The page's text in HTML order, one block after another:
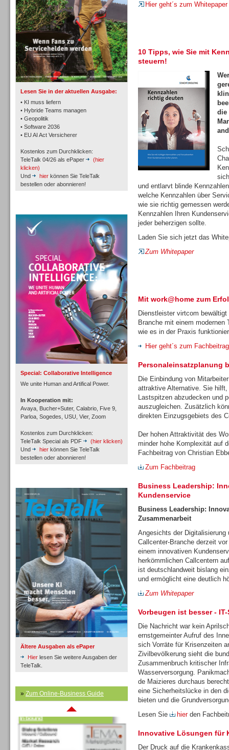
Lesen Sie in der aktuellen Ausgabe:
• KI muss liefern
• Hybride Teams managen
• Geopolitik
• Software 2036
• EU AI Act Versicherer
Kostenlos zum Durchklicken:
TeleTalk 04/26 als ePaper
(hier
klicken)
Und
hier können Sie TeleTalk
bestellen oder abonnieren!
Special: Collaborative Intelligence
We unite Human and Artifical Power.
In Kooperation mit:
Avaya, Bucher+Suter, Calabrio, Five 9,
Parloa, Sogedes, USU, Vier, Zoom
Kostenlos zum Durchklicken:
TeleTalk Special als PDF
(hier klicken)
Und
hier können Sie TeleTalk
bestellen oder abonnieren!
Ältere Ausgaben als ePaper
Hier lesen Sie weitere Ausgaben der
TeleTalk.
» Zum Online-Business Guide
TK- und ACD-Systeme
Workforce-Management
Personal
Inbound
Inbound
Inbound
Hier geht´s zum Whitepaper
10 Tipps, wie Sie mit
steuern!
die
und entlarvt blinde
welche Kennzahlen über
wie sie richtig gemessen
Kennzahlen Ihren
jeder beherzigen sollte.
Laden Sie sich jetzt das
Zum Whitepaper
Mit work@home zum
Dienstleister virtcom
Branche mit einem modernen
wie es in der Praxis
Hier geht´s zum Fachbeitrag
Personaleinsatzplanung
Die Einbindung von
attraktive Alternative. Sie
Lastspitzen abzudecken und
auszugleichen. Zusätzlich
direkten Einzugsgebiets des
Der hohen Attraktivität des
minder hohe Komplexität auf
Fachbeitrag von Christian
Zum Fachbeitrag
Business Leadership:
Kundenservice
Business Leadership:
Zusammenarbeit
Angesichts der
Callcenter-Branche derzeit
einem innovativen
herkömmlichen Callcentern
ist deutschlandweit bislang
und ermöglicht eine deutlich
Zum Whitepaper
Vorbeugen ist besser -
Die Nachricht war kein
ernstgemeinter Aufruf des
sich Vorräte für Krisenzeiten
Zivilbevölkerung sieht die
Zusammenbruch kritischer
Wasserversorgung.
de Maizieres durchaus
eine Sicherheitslücke in den
bieten und die
Lesen Sie
hierden
Innovative Lösungen für
Der Druck auf die